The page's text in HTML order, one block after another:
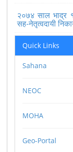
२०७४ साल भाद्र
सह-नेतृत्वदायी
Quick Links
Sahana
NEOC
MOHA
Geo-Portal